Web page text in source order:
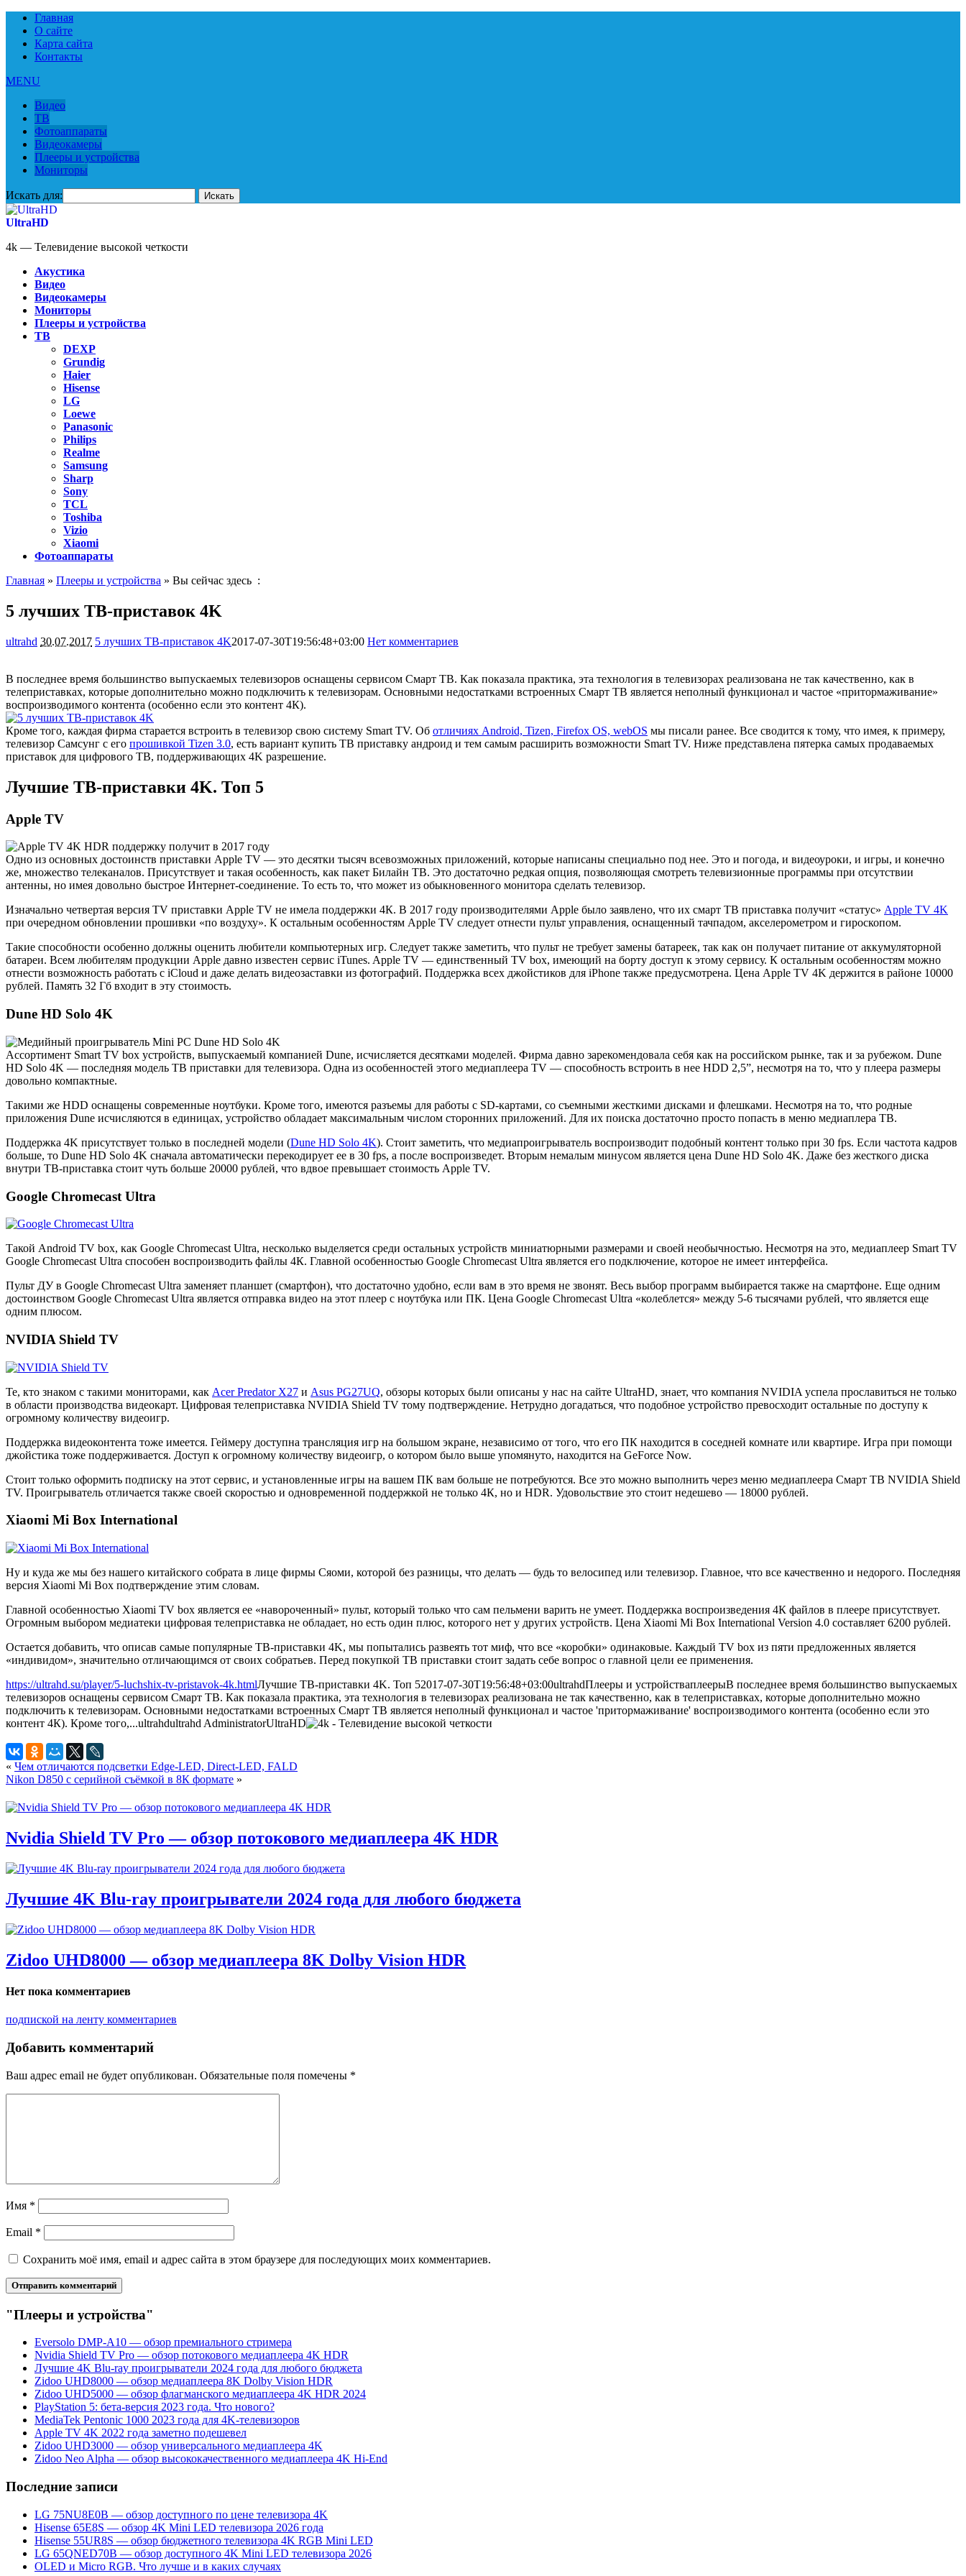
Главная
О сайте
Карта сайта
Контакты
MENU
Видео
ТВ
Фотоаппараты
Видеокамеры
Плееры и устройства
Мониторы
Искать для:
UltraHD
4k — Телевидение высокой четкости
Акустика
Видео
Видеокамеры
Мониторы
Плееры и устройства
ТВ
DEXP
Grundig
Haier
Hisense
LG
Loewe
Panasonic
Philips
Realme
Samsung
Sharp
Sony
TCL
Toshiba
Vizio
Xiaomi
Фотоаппараты
Главная » Плееры и устройства » Вы сейчас здесь :
5 лучших ТВ-приставок 4K
ultrahd 30.07.2017 5 лучших ТВ-приставок 4K2017-07-30T19:56:48+03:00 Нет комментариев
В последнее время большинство выпускаемых телевизоров оснащены сервисом Смарт ТВ. Как показала практика, эта технология в телевизорах реализована не так качественно, как в
телеприставках, которые дополнительно можно подключить к телевизорам. Основными недостатками встроенных Смарт ТВ является неполный функционал и частое «притормаживание»
воспроизводимого контента (особенно если это контент 4К).
Кроме того, каждая фирма старается встроить в телевизор свою систему Smart TV. Об отличиях Android, Tizen, Firefox OS, webOS мы писали ранее. Все сводится к тому, что имея, к примеру,
телевизор Самсунг с его прошивкой Tizen 3.0, есть вариант купить ТВ приставку андроид и тем самым расширить возможности Smart TV. Ниже представлена пятерка самых продаваемых
приставок для цифрового ТВ, поддерживающих 4K разрешение.
Лучшие ТВ-приставки 4K. Топ 5
Apple TV
Одно из основных достоинств приставки Apple TV — это десятки тысяч всевозможных приложений, которые написаны специально под нее. Это и погода, и видеоуроки, и игры, и конечно
же, множество телеканалов. Присутствует и такая особенность, как пакет Билайн ТВ. Это достаточно редкая опция, позволяющая смотреть телевизионные программы при отсутствии
антенны, но имея довольно быстрое Интернет-соединение. То есть то, что может из обыкновенного монитора сделать телевизор.
Изначально четвертая версия TV приставки Apple TV не имела поддержки 4К. В 2017 году производителями Apple было заявлено, что их смарт ТВ приставка получит «статус» Apple TV 4K
при очередном обновлении прошивки «по воздуху». К остальным особенностям Apple TV следует отнести пульт управления, оснащенный тачпадом, акселерометром и гироскопом.
Такие способности особенно должны оценить любители компьютерных игр. Следует также заметить, что пульт не требует замены батареек, так как он получает питание от аккумуляторной
батареи. Всем любителям продукции Apple давно известен сервис iTunes. Apple TV — единственный TV box, имеющий на борту доступ к этому сервису. К остальным особенностям можно
отнести возможность работать с iCloud и даже делать видеозаставки из фотографий. Поддержка всех джойстиков для iPhone также предусмотрена. Цена Apple TV 4K держится в районе 10000
рублей. Память 32 Гб входит в эту стоимость.
Dune HD Solo 4K
Ассортимент Smart TV box устройств, выпускаемый компанией Dune, исчисляется десятками моделей. Фирма давно зарекомендовала себя как на российском рынке, так и за рубежом. Dune
HD Solo 4K — последняя модель ТВ приставки для телевизора. Одна из особенностей этого медиаплеера TV — способность встроить в нее HDD 2,5”, несмотря на то, что у плеера размеры
довольно компактные.
Такими же HDD оснащены современные ноутбуки. Кроме того, имеются разъемы для работы с SD-картами, со съемными жесткими дисками и флешками. Несмотря на то, что родные
приложения Dune исчисляются в единицах, устройство обладает максимальным числом сторонних приложений. Для их поиска достаточно просто попасть в меню медиаплера ТВ.
Поддержка 4K присутствует только в последней модели (Dune HD Solo 4K). Стоит заметить, что медиапроигрыватель воспроизводит подобный контент только при 30 fps. Если частота кадров
больше, то Dune HD Solo 4K сначала автоматически перекодирует ее в 30 fps, а после воспроизведет. Вторым немалым минусом является цена Dune HD Solo 4K. Даже без жесткого диска
внутри ТВ-приставка стоит чуть больше 20000 рублей, что вдвое превышает стоимость Apple TV.
Google Chromecast Ultra
Такой Android TV box, как Google Chromecast Ultra, несколько выделяется среди остальных устройств миниатюрными размерами и своей необычностью. Несмотря на это, медиаплеер Smart TV
Google Chromecast Ultra способен воспроизводить файлы 4К. Главной особенностью Google Chromecast Ultra является его подключение, которое не имеет интерфейса.
Пульт ДУ в Google Chromecast Ultra заменяет планшет (смартфон), что достаточно удобно, если вам в это время не звонят. Весь выбор программ выбирается также на смартфоне. Еще одним
достоинством Google Chromecast Ultra является отправка видео на этот плеер с ноутбука или ПК. Цена Google Chromecast Ultra «колеблется» между 5-6 тысячами рублей, что является еще
одним плюсом.
NVIDIA Shield TV
Те, кто знаком с такими мониторами, как Acer Predator X27 и Asus PG27UQ, обзоры которых были описаны у нас на сайте UltraHD, знает, что компания NVIDIA успела прославиться не только
в области производства видеокарт. Цифровая телеприставка NVIDIA Shield TV тому подтверждение. Нетрудно догадаться, что подобное устройство превосходит остальные по доступу к
огромному количеству видеоигр.
Поддержка видеоконтента тоже имеется. Геймеру доступна трансляция игр на большом экране, независимо от того, что его ПК находится в соседней комнате или квартире. Игра при помощи
джойстика тоже поддерживается. Доступ к огромному количеству видеоигр, о котором было выше упомянуто, находится на GeForce Now.
Стоит только оформить подписку на этот сервис, и установленные игры на вашем ПК вам больше не потребуются. Все это можно выполнить через меню медиаплеера Смарт ТВ NVIDIA Shield
TV. Проигрыватель отличается также своей скоростью и одновременной поддержкой не только 4К, но и HDR. Удовольствие это стоит недешево — 18000 рублей.
Xiaomi Mi Box International
Ну и куда же мы без нашего китайского собрата в лице фирмы Сяоми, которой без разницы, что делать — будь то велосипед или телевизор. Главное, что все качественно и недорого. Последняя
версия Xiaomi Mi Box подтверждение этим словам.
Главной особенностью Xiaomi TV box является ее «навороченный» пульт, который только что сам пельмени варить не умеет. Поддержка воспроизведения 4К файлов в плеере присутствует.
Огромным выбором медиатеки цифровая телеприставка не обладает, но есть один плюс, которого нет у других устройств. Цена Xiaomi Mi Box International Version 4.0 составляет 6200 рублей.
Остается добавить, что описав самые популярные ТВ-приставки 4K, мы попытались развеять тот миф, что все «коробки» одинаковые. Каждый TV box из пяти предложенных является
«индивидом», значительно отличающимся от своих собратьев. Перед покупкой ТВ приставки стоит задать себе вопрос о главной цели ее применения.
https://ultrahd.su/player/5-luchshix-tv-pristavok-4k.htmlЛучшие ТВ-приставки 4K. Топ 52017-07-30T19:56:48+03:00ultrahdПлееры и устройстваплеерыВ последнее время большинство выпускаемых
телевизоров оснащены сервисом Смарт ТВ. Как показала практика, эта технология в телевизорах реализована не так качественно, как в телеприставках, которые дополнительно можно
подключить к телевизорам. Основными недостатками встроенных Смарт ТВ является неполный функционал и частое 'притормаживание' воспроизводимого контента (особенно если это
контент 4К). Кроме того,...ultrahdultrahd AdministratorUltraHD
« Чем отличаются подсветки Edge-LED, Direct-LED, FALD
Nikon D850 с серийной съёмкой в 8К формате »
Nvidia Shield TV Pro — обзор потокового медиаплеера 4K HDR
Лучшие 4K Blu-ray проигрыватели 2024 года для любого бюджета
Zidoo UHD8000 — обзор медиаплеера 8K Dolby Vision HDR
Нет пока комментариев
подпиской на ленту комментариев
Добавить комментарий
Ваш адрес email не будет опубликован. Обязательные поля помечены *
Имя *
Email *
Сохранить моё имя, email и адрес сайта в этом браузере для последующих моих комментариев.
"Плееры и устройства"
Eversolo DMP-A10 — обзор премиального стримера
Nvidia Shield TV Pro — обзор потокового медиаплеера 4K HDR
Лучшие 4K Blu-ray проигрыватели 2024 года для любого бюджета
Zidoo UHD8000 — обзор медиаплеера 8K Dolby Vision HDR
Zidoo UHD5000 — обзор флагманского медиаплеера 4K HDR 2024
PlayStation 5: бета-версия 2023 года. Что нового?
MediaTek Pentonic 1000 2023 года для 4K-телевизоров
Apple TV 4K 2022 года заметно подешевел
Zidoo UHD3000 — обзор универсального медиаплеера 4K
Zidoo Neo Alpha — обзор высококачественного медиаплеера 4K Hi-End
Последние записи
LG 75NU8E0B — обзор доступного по цене телевизора 4K
Hisense 65E8S — обзор 4K Mini LED телевизора 2026 года
Hisense 55UR8S — обзор бюджетного телевизора 4K RGB Mini LED
LG 65QNED70B — обзор доступного 4K Mini LED телевизора 2026
OLED и Micro RGB. Что лучше и в каких случаях